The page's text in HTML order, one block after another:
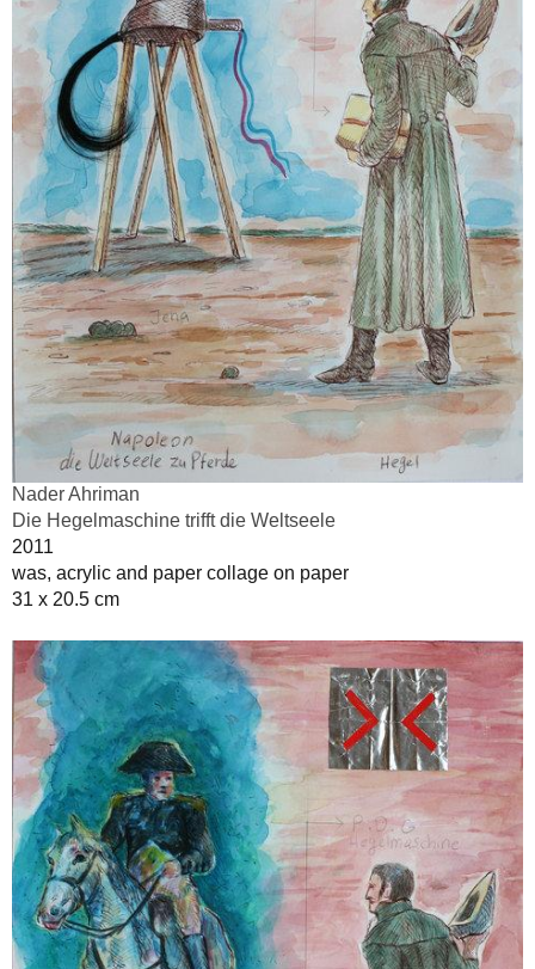
Nader Ahriman
Die Hegelmaschine trifft die Weltseele
2011
was, acrylic and paper collage on paper
31 x 20.5 cm